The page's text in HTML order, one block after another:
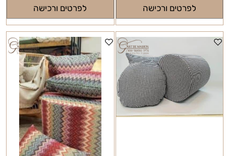
לפרטים ורכישה לפרטים ורכישה